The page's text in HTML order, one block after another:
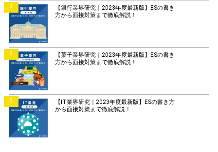
3
【銀行業界研究｜2023年度最新版】ESの書き
方から面接対策まで徹底解説！
4
【菓子業界研究｜2023年度最新版】ESの書き
方から面接対策まで徹底解説！
5
【IT業界研究｜2023年度最新版】ESの書き方
から面接対策まで徹底解説！